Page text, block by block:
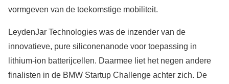
vormgeven van de toekomstige mobiliteit.
LeydenJar Technologies was de inzender van de
innovatieve, pure siliconenanode voor toepassing in
lithium-ion batterijcellen. Daarmee liet het negen andere
finalisten in de BMW Startup Challenge achter zich. De